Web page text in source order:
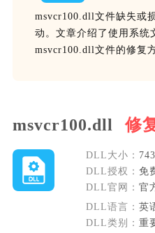
msvcr100.dll文件缺失或
动。文章介绍了使用系统
msvcr100.dll文件的修复方
msvcr100.dll 修
DLL大小：
DLL授权： 免
DLL官网： 官
DLL语言： 英
DLL类别： 重